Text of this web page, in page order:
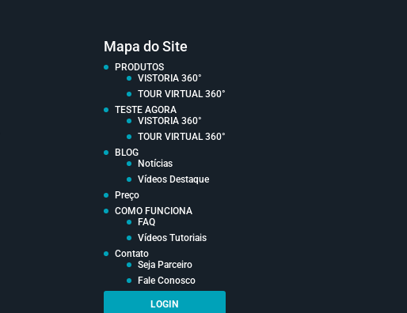
Mapa do Site
PRODUTOS
VISTORIA 360°
TOUR VIRTUAL 360°
TESTE AGORA
VISTORIA 360°
TOUR VIRTUAL 360°
BLOG
Notícias
Vídeos Destaque
Preço
COMO FUNCIONA
FAQ
Vídeos Tutoriais
Contato
Seja Parceiro
Fale Conosco
LOGIN